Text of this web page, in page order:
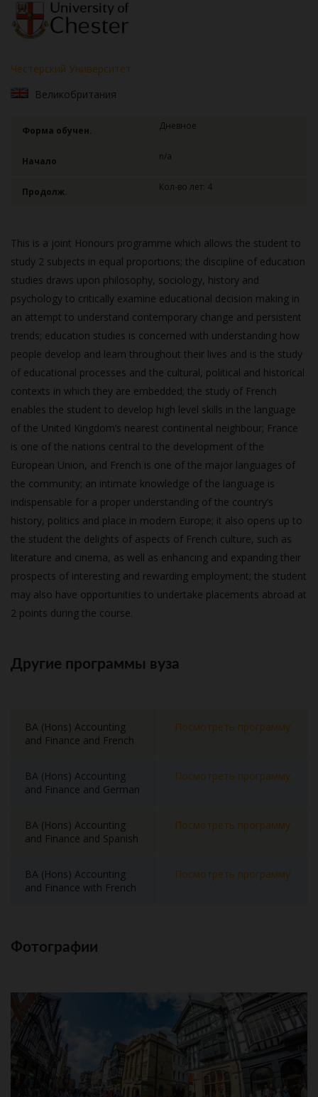
Честерский Университет
Великобритания
Форма обучен. Дневное
Начало n/a
Продолж. Кол-во лет: 4
This is a joint Honours programme which allows the student to
study 2 subjects in equal proportions; the discipline of education
studies draws upon philosophy, sociology, history and
psychology to critically examine educational decision making in
an attempt to understand contemporary change and persistent
trends; education studies is concerned with understanding how
people develop and learn throughout their lives and is the study
of educational processes and the cultural, political and historical
contexts in which they are embedded; the study of French
enables the student to develop high level skills in the language
of the United Kingdom’s nearest continental neighbour; France
is one of the nations central to the development of the
European Union, and French is one of the major languages of
the community; an intimate knowledge of the language is
indispensable for a proper understanding of the country’s
history, politics and place in modern Europe; it also opens up to
the student the delights of aspects of French culture, such as
literature and cinema, as well as enhancing and expanding their
prospects of interesting and rewarding employment; the student
may also have opportunities to undertake placements abroad at
2 points during the course.
Другие программы вуза
BA (Hons) Accounting
and Finance and French
Посмотреть программу
BA (Hons) Accounting
and Finance and German
Посмотреть программу
BA (Hons) Accounting
and Finance and Spanish
Посмотреть программу
BA (Hons) Accounting
and Finance with French
Посмотреть программу
Фотографии